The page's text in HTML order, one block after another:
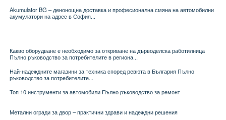
Akumulator BG – денонощна доставка и професионална смяна на автомобилни
акумулатори на адрес в София...
Какво оборудване е необходимо за откриване на дърводелска работилница
Пълно ръководство за потребителите в региона...
Най-надеждните магазини за техника според ревюта в България Пълно
ръководство за потребителите...
Топ 10 инструменти за автомобили Пълно ръководство за ремонт
Метални огради за двор – практични здрави и надеждни решения